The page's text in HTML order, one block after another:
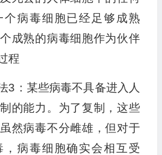
个病毒细胞已经足够成熟
成熟的病毒细胞作为伙伴
程
3：某些病毒不具备进入人
的能力。为了复制，这些
然病毒不分雌雄，但对于
，病毒细胞确实会相互受